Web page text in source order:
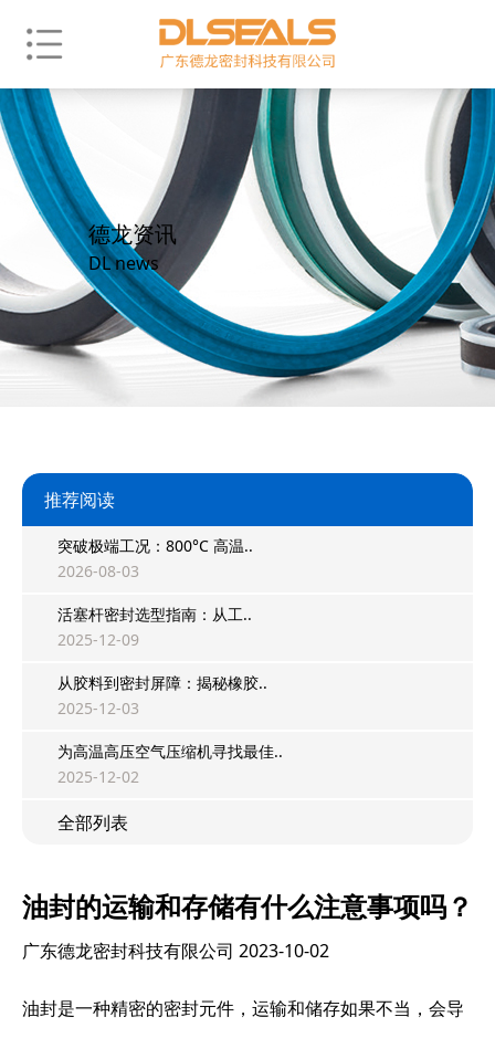
德龙资讯
DL news
推荐阅读
突破极端工况：800°C 高温..
2026-08-03
活塞杆密封选型指南：从工..
2025-12-09
从胶料到密封屏障：揭秘橡胶..
2025-12-03
为高温高压空气压缩机寻找最佳..
2025-12-02
全部列表
油封的运输和存储有什么注意事项吗？
广东德龙密封科技有限公司 2023-10-02
油封是一种精密的密封元件，运输和储存如果不当，会导